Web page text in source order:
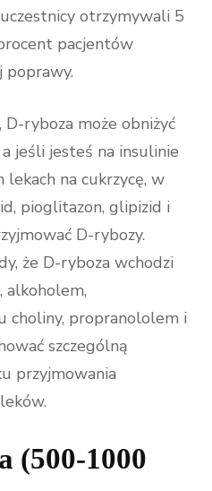
otrzymywali 5
pacjentów
poprawy.
ryboza może obniżyć
jeśli jesteś na insulinie
na cukrzycę, w
pioglitazon, glipizid i
D-rybozy.
że D-ryboza wchodzi
alkoholem,
choliny, propranololem i
szczególną
przyjmowania
(500-1000